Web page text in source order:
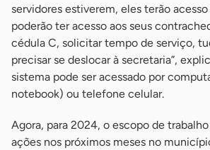
servidores estiverem, eles terão
poderão ter acesso aos seus
cédula C, solicitar tempo de serviço,
precisar se deslocar à secretaria”,
sistema pode ser acessado por
notebook) ou telefone celular.
Agora, para 2024, o escopo de
ações nos próximos meses no